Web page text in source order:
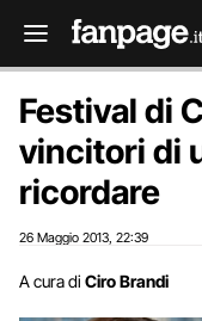
Festival di
vincitori di
ricordare
26 Maggio 2013 22:39
A cura di Ciro Brandi